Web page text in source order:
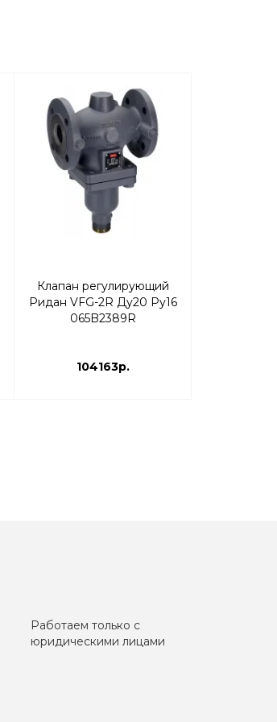
Клапан регулирующий
Ридан VFG-2R Ду20 Ру16
065B2389R
104163р.
Работаем только с
юридическими лицами